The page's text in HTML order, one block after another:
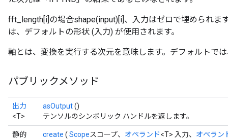
fft_length[i]の場合shape(input)[i]、入力はゼロで埋められま
は、デフォルトの形状 (入力) が使用されます。
軸とは、変換を実行する次元を意味します。デフォルトで
パブリックメソッド
出力
<T>
asOutput()
テンソルのシンボリック ハンドルを返します。
静的
create ( Scopeスコープ、 オペランド<T> 入力、 オペラン